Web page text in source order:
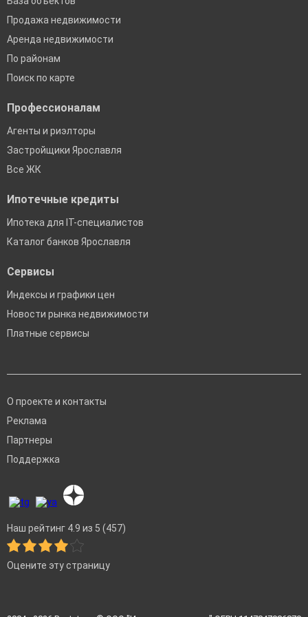
Продажа недвижимости
Аренда недвижимости
По районам
Поиск по карте
Профессионалам
Агенты и риэлторы
Застройщики Ярославля
Все ЖК
Ипотечные кредиты
Ипотека для IT-специалистов
Каталог банков Ярославля
Сервисы
Индексы и графики цен
Новости рынка недвижимости
Платные сервисы
О проекте и контакты
Реклама
Партнеры
Поддержка
Наш рейтинг 4.9 из 5 (457)
Оцените эту страницу